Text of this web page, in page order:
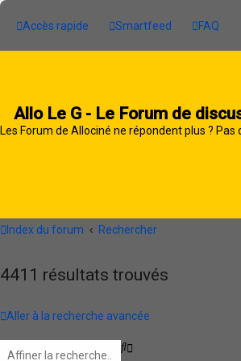
Accès rapide Smartfeed FAQ
Allo Le G - Le Forum de
Les Forum de Allociné ne répondent plus ? Pas
Index du forum Rechercher
4411 résultats trouvés
Aller à la recherche avancée
R